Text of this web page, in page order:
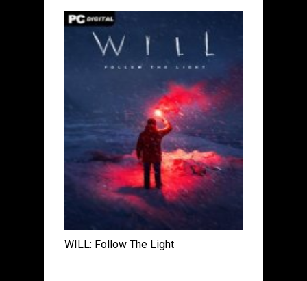
WILL: Follow The Light